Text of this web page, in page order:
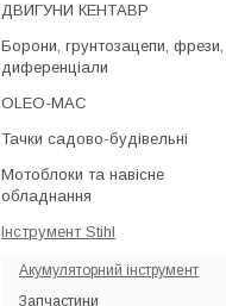
ДВИГУНИ КЕНТАВР
Борони, грунтозацепи, фрези,
диференціали
OLEO-MAC
Тачки садово-будівельні
Мотоблоки та навісне
обладнання
Інструмент Stihl
Акумуляторний інструмент
Запчастини